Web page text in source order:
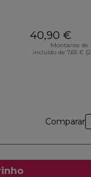
40,90 €
Montante de
incluído de 7,65 €
Comparar